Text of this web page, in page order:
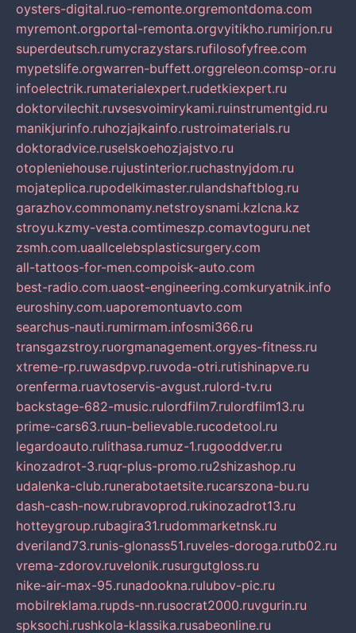
oysters-digital.ruo-remonte.orgremontdoma.com
myremont.orgportal-remonta.orgvyitikho.rumirjon.ru
superdeutsch.rumycrazystars.rufilosofyfree.com
mypetslife.orgwarren-buffett.orggreleon.comsp-or.ru
infoelectrik.rumaterialexpert.rudetkiexpert.ru
doktorvilechit.ruvsesvoimirykami.ruinstrumentgid.ru
manikjurinfo.ruhozjajkainfo.rustroimaterials.ru
doktoradvice.ruselskoehozjajstvo.ru
otopleniehouse.rujustinterior.ruchastnyjdom.ru
mojateplica.rupodelkimaster.rulandshaftblog.ru
garazhov.commonamy.netstroysnami.kzlcna.kz
stroyu.kzmy-vesta.comtimeszp.comavtoguru.net
zsmh.com.uaallcelebsplasticsurgery.com
all-tattoos-for-men.compoisk-auto.com
best-radio.com.uaost-engineering.comkuryatnik.info
euroshiny.com.uaporemontuavto.com
searchus-nauti.rumirmam.infosmi366.ru
transgazstroy.ruorgmanagement.orgyes-fitness.ru
xtreme-rp.ruwasdpvp.ruvoda-otri.rutishinapve.ru
orenferma.ruavtoservis-avgust.rulord-tv.ru
backstage-682-music.rulordfilm7.rulordfilm13.ru
prime-cars63.ruun-believable.rucodetool.ru
legardoauto.rulithasa.rumuz-1.rugooddver.ru
kinozadrot-3.ruqr-plus-promo.ru2shizashop.ru
udalenka-club.runerabotaetsite.rucarszona-bu.ru
dash-cash-now.rubravoprod.rukinozadrot13.ru
hotteygroup.rubagira31.rudommarketnsk.ru
dveriland73.runis-glonass51.ruveles-doroga.rutb02.ru
vrema-zdorov.ruvelonik.rusurgutgloss.ru
nike-air-max-95.runadookna.rulubov-pic.ru
mobilreklama.rupds-nn.rusocrat2000.ruvgurin.ru
spksochi.rushkola-klassika.rusabeonline.ru